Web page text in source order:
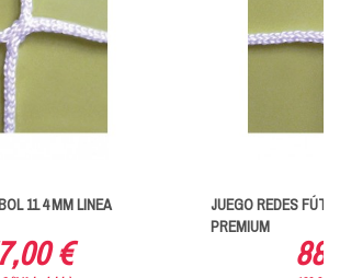
11 4 MM LINEA
€
JUEGO REDES
PREMIUM